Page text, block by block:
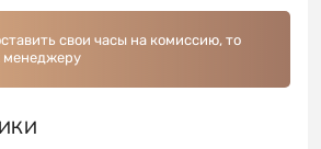
свои часы на комиссию, то
менеджеру